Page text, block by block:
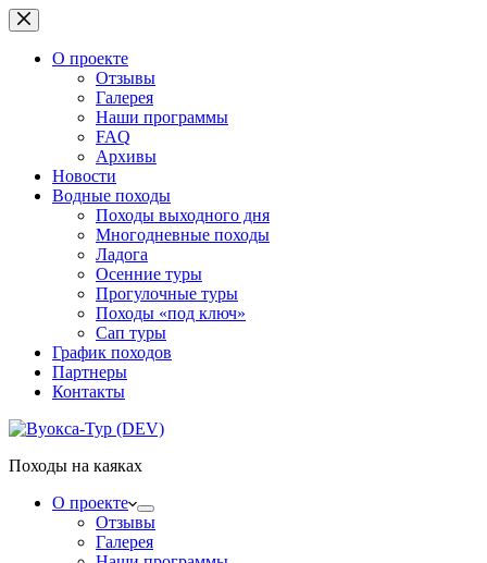
Перейти
к
сути
О проекте
Отзывы
Галерея
Наши программы
FAQ
Архивы
Новости
Водные походы
Походы выходного дня
Многодневные походы
Ладога
Осенние туры
Прогулочные туры
Походы «под ключ»
Сап туры
График походов
Партнеры
Контакты
Походы на каяках
О проекте
Отзывы
Галерея